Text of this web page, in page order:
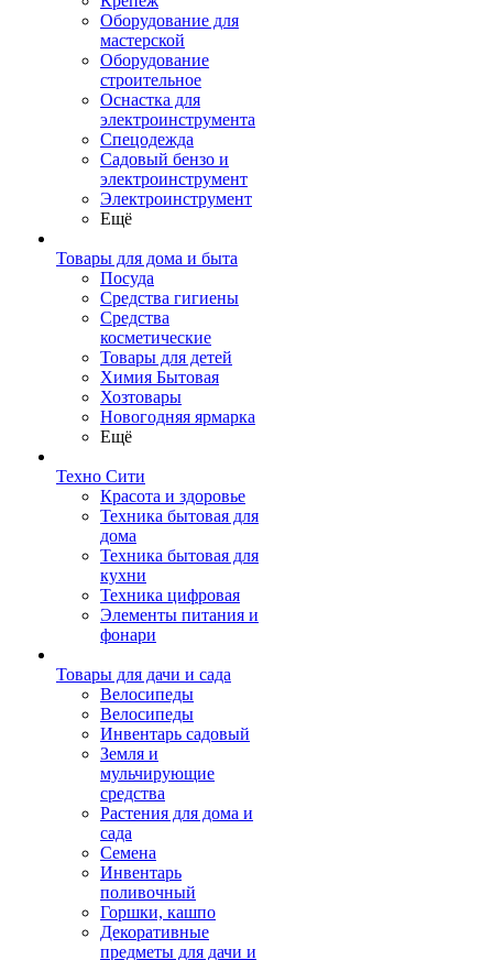
Оборудование для
мастерской
Оборудование
строительное
Оснастка для
электроинструмента
Спецодежда
Садовый бензо и
электроинструмент
Электроинструмент
Ещё
Товары для дома и быта
Посуда
Средства гигиены
Средства
косметические
Товары для детей
Химия Бытовая
Хозтовары
Новогодняя ярмарка
Ещё
Техно Сити
Красота и здоровье
Техника бытовая для
дома
Техника бытовая для
кухни
Техника цифровая
Элементы питания и
фонари
Товары для дачи и сада
Велосипеды
Велосипеды
Инвентарь садовый
Земля и
мульчирующие
средства
Растения для дома и
сада
Семена
Инвентарь
поливочный
Горшки, кашпо
Декоративные
предметы для дачи и